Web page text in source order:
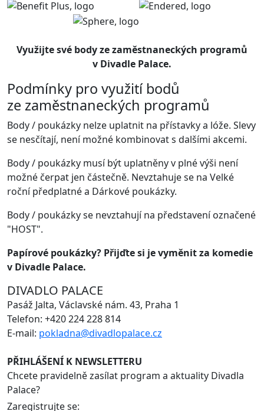
Využijte své body ze zaměstnaneckých programů
v Divadle Palace.
Podmínky pro využití bodů
ze zaměstnaneckých programů
Body / poukázky nelze uplatnit na přístavky a lóže. Slevy
se nesčítají, není možné kombinovat s dalšími akcemi.
Body / poukázky musí být uplatněny v plné výši není
možné čerpat jen částečně. Nevztahuje se na Velké
roční předplatné a Dárkové poukázky.
Body / poukázky se nevztahují na představení označené
"HOST".
Papírové poukázky? Přijďte si je vyměnit za komedie
v Divadle Palace.
DIVADLO PALACE
Pasáž Jalta, Václavské nám. 43, Praha 1
Telefon: +420 224 228 814
E-mail: pokladna@divadlopalace.cz
PŘIHLÁŠENÍ K NEWSLETTERU
Chcete pravidelně zasílat program a aktuality Divadla
Palace?
Zaregistrujte se: